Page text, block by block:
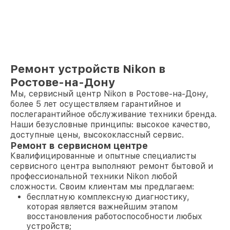
Ремонт устройств Nikon в
Ростове-на-Дону
Мы, сервисный центр Nikon в Ростове-на-Дону,
более 5 лет осуществляем гарантийное и
послегарантийное обслуживание техники бренда.
Наши безусловные принципы: высокое качество,
доступные цены, высококлассный сервис.
Ремонт в сервисном центре
Квалифицированные и опытные специалисты
сервисного центра выполняют ремонт бытовой и
профессиональной техники Nikon любой
сложности. Своим клиентам мы предлагаем:
бесплатную комплексную диагностику,
которая является важнейшим этапом
восстановления работоспособности любых
устройств;